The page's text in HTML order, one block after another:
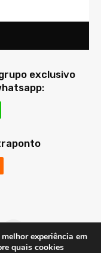
exclusivo
Y
o
u
experiência em
quais cookies